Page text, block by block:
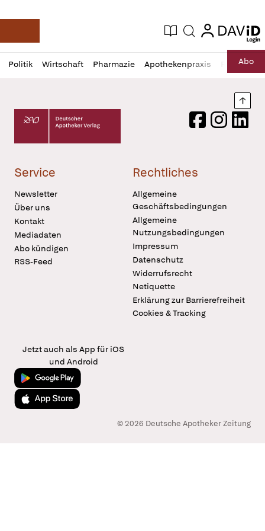
Deutsche Apotheker Zeitung
Aktuelle Ausgabe
Suche login
login
Politik Wirtschaft Pharmazie Apothekenpraxis RechtAbo
Profil
öffnen
Daz
Pur
Deutscher Apotheker Verlag Logo
FacebookInstagram
Service
Newsletter
Über uns
Kontakt
Mediadaten
Abo kündigen
RSS-Feed
Rechtliches
Allgemeine
Geschäftsbedingungen
Allgemeine
Nutzungsbedingungen
Impressum
Datenschutz
Widerrufsrecht
Netiquette
Erklärung zur Barrierefreiheit
Cookies & Tracking
Jetzt auch als App für iOS
und Android
Jetzt bei Google Play
Laden im App Store
© 2026 Deutsche Apotheker Zeitung